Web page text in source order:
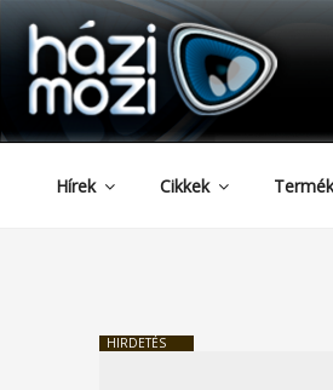
Tartalomhoz
HAZIMOZI
Hírek Cikkek
HIRDETÉS